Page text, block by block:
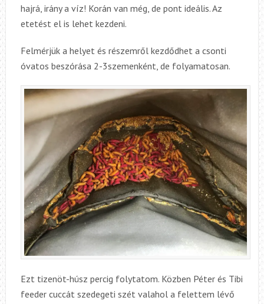
hajrá, irány a víz! Korán van még, de pont ideális. Az
etetést el is lehet kezdeni.
Felmérjük a helyet és részemről kezdődhet a csonti
óvatos beszórása 2-3szemenként, de folyamatosan.
Ezt tizenöt-húsz percig folytatom. Közben Péter és Tibi
feeder cuccát szedegeti szét valahol a felettem lévő